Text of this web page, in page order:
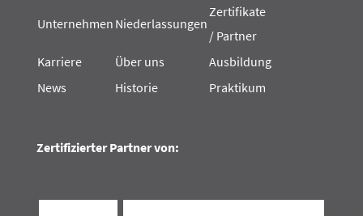
Unternehmen Niederlassungen
Zertifikate
/ Partner
Karriere
Über uns
Ausbildung
News
Historie Praktikum
Zertifizierter Partner von: